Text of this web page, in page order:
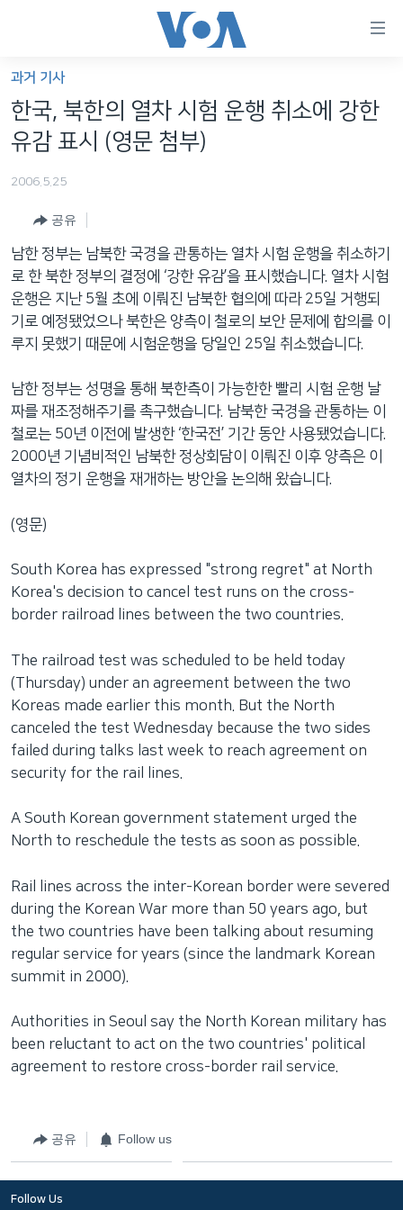
가
능
링
츠
이
동
네
게
으
이
동
검
로
이
등
세계
프로그램
주파수 안내
언어 선택
과거 기사
한국, 북한의 열차 시험 운행 취소에 강한
유감 표시 (영문 첨부)
2006.5.25
공유
남한 정부는 남북한 국경을 관통하는 열차 시험 운행을 취소하기
로 한 북한 정부의 결정에 ‘강한 유감’을 표시했습니다. 열차 시험
운행은 지난 5월 초에 이뤄진 남북한 협의에 따라 25일 거행되
기로 예정됐었으나 북한은 양측이 철로의 보안 문제에 합의를 이
루지 못했기 때문에 시험운행을 당일인 25일 취소했습니다.
남한 정부는 성명을 통해 북한측이 가능한한 빨리 시험 운행 날
짜를 재조정해주기를 촉구했습니다. 남북한 국경을 관통하는 이
철로는 50년 이전에 발생한 ‘한국전’ 기간 동안 사용됐었습니다.
2000년 기념비적인 남북한 정상회담이 이뤄진 이후 양측은 이
열차의 정기 운행을 재개하는 방안을 논의해 왔습니다.
(영문)
South Korea has expressed "strong regret" at North
Korea's decision to cancel test runs on the cross-
border railroad lines between the two countries.
The railroad test was scheduled to be held today
(Thursday) under an agreement between the two
Koreas made earlier this month. But the North
canceled the test Wednesday because the two sides
failed during talks last week to reach agreement on
security for the rail lines.
A South Korean government statement urged the
North to reschedule the tests as soon as possible.
Rail lines across the inter-Korean border were severed
during the Korean War more than 50 years ago, but
the two countries have been talking about resuming
regular service for years (since the landmark Korean
summit in 2000).
Authorities in Seoul say the North Korean military has
been reluctant to act on the two countries' political
agreement to restore cross-border rail service.
공유 Follow us
Follow Us